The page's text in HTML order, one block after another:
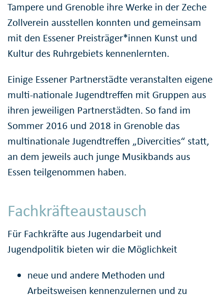
Tampere und Grenoble ihre Werke in der Zeche
Zollverein ausstellen konnten und gemeinsam
mit den Essener Preisträger*innen Kunst und
Kultur des Ruhrgebiets kennenlernten.
Einige Essener Partnerstädte veranstalten eigene
multi-nationale Jugendtreffen mit Gruppen aus
ihren jeweiligen Partnerstädten. So fand im
Sommer 2016 und 2018 in Grenoble das
multinationale Jugendtreffen „Divercities“ statt,
an dem jeweils auch junge Musikbands aus
Essen teilgenommen haben.
Fachkräfteaustausch
Für Fachkräfte aus Jugendarbeit und
Jugendpolitik bieten wir die Möglichkeit
neue und andere Methoden und
Arbeitsweisen kennenzulernen und zu